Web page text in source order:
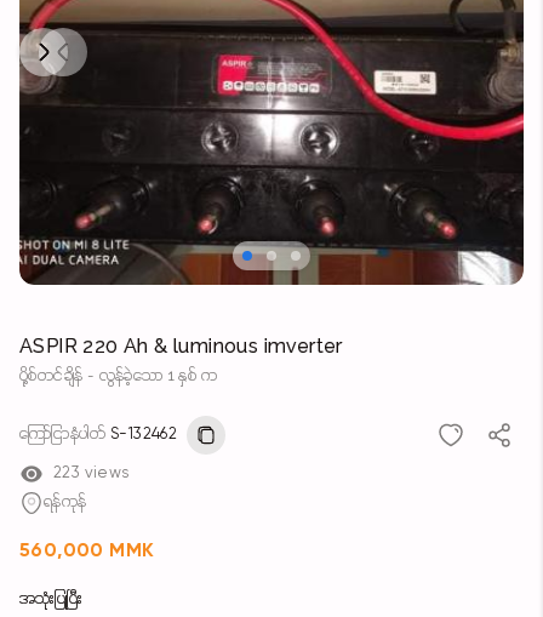
Previous
Next
ASPIR 220 Ah & luminous imverter
ပို့စ်တင်ချိန် - လွန်ခဲ့သော 1 နှစ် က
ကြော်ငြာနံပါတ် S-132462
223 views
ရန်ကုန်
560,000 MMK
အသုံးပြုပြီး